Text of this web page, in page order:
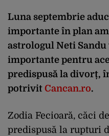
Luna septembrie
importante în plan
astrologul Neti Sandu
importante pentru
predispusă la divorț,
potrivit Cancan.ro.
Zodia Fecioară, căci
predispusă la rupturi